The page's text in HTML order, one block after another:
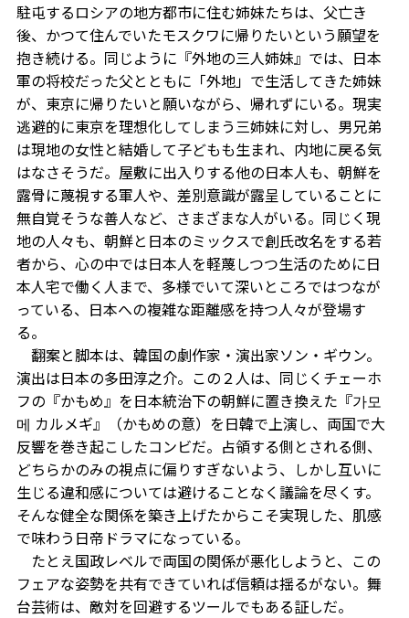
駐屯するロシアの地方都市に住む姉妹たちは、父亡き
後、かつて住んでいたモスクワに帰りたいという願望を
抱き続ける。同じように『外地の三人姉妹』では、日本
軍の将校だった父とともに「外地」で生活してきた姉妹
が、東京に帰りたいと願いながら、帰れずにいる。現実
逃避的に東京を理想化してしまう三姉妹に対し、男兄弟
は現地の女性と結婚して子どもも生まれ、内地に戻る気
はなさそうだ。屋敷に出入りする他の日本人も、朝鮮を
露骨に蔑視する軍人や、差別意識が露呈していることに
無自覚そうな善人など、さまざまな人がいる。同じく現
地の人々も、朝鮮と日本のミックスで創氏改名をする若
者から、心の中では日本人を軽蔑しつつ生活のために日
本人宅で働く人まで、多様でいて深いところではつなが
っている、日本への複雑な距離感を持つ人々が登場す
る。
翻案と脚本は、韓国の劇作家・演出家ソン・ギウン。
演出は日本の多田淳之介。この２人は、同じくチェーホ
フの『かもめ』を日本統治下の朝鮮に置き換えた『가모
메 カルメギ』（かもめの意）を日韓で上演し、両国で大
反響を巻き起こしたコンビだ。占領する側とされる側、
どちらかのみの視点に偏りすぎないよう、しかし互いに
生じる違和感については避けることなく議論を尽くす。
そんな健全な関係を築き上げたからこそ実現した、肌感
で味わう日帝ドラマになっている。
たとえ国政レベルで両国の関係が悪化しようと、この
フェアな姿勢を共有できていれば信頼は揺るがない。舞
台芸術は、敵対を回避するツールでもある証しだ。